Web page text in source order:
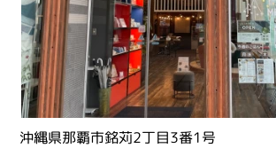
沖縄県那覇市銘苅2丁目3番1号